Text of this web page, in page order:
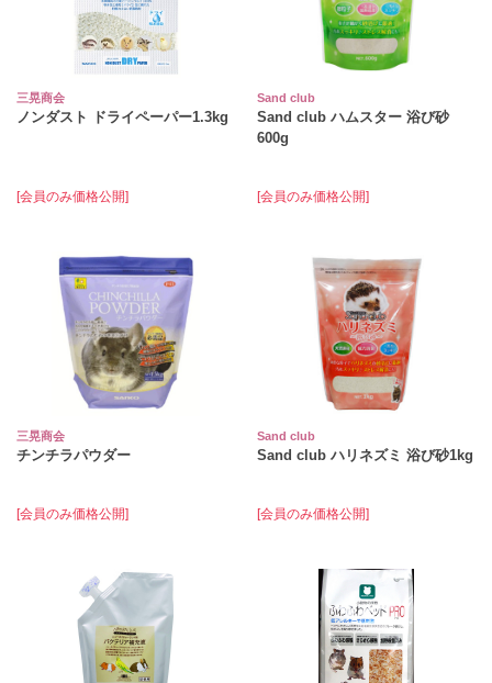
三晃商会
ノンダスト ドライペーパー1.3kg
[会員のみ価格公開]
Sand club
Sand club ハムスター 浴び砂
600g
[会員のみ価格公開]
三晃商会
チンチラパウダー
[会員のみ価格公開]
Sand club
Sand club ハリネズミ 浴び砂1kg
[会員のみ価格公開]